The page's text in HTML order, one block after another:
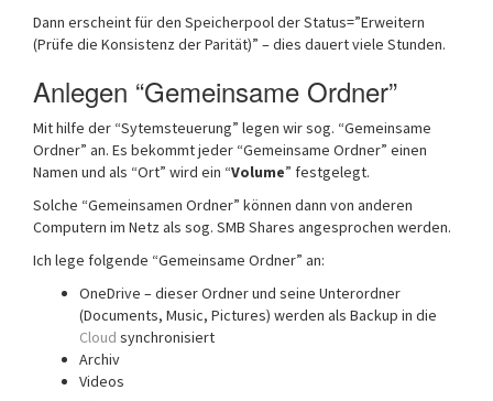
Dann erscheint für den Speicherpool der Status=”Erweitern
(Prüfe die Konsistenz der Parität)” – dies dauert viele Stunden.
Anlegen “Gemeinsame Ordner”
Mit hilfe der “Sytemsteuerung” legen wir sog. “Gemeinsame
Ordner” an. Es bekommt jeder “Gemeinsame Ordner” einen
Namen und als “Ort” wird ein “Volume” festgelegt.
Solche “Gemeinsamen Ordner” können dann von anderen
Computern im Netz als sog. SMB Shares angesprochen werden.
Ich lege folgende “Gemeinsame Ordner” an:
OneDrive – dieser Ordner und seine Unterordner
(Documents, Music, Pictures) werden als Backup in die
Cloud synchronisiert
Archiv
Videos